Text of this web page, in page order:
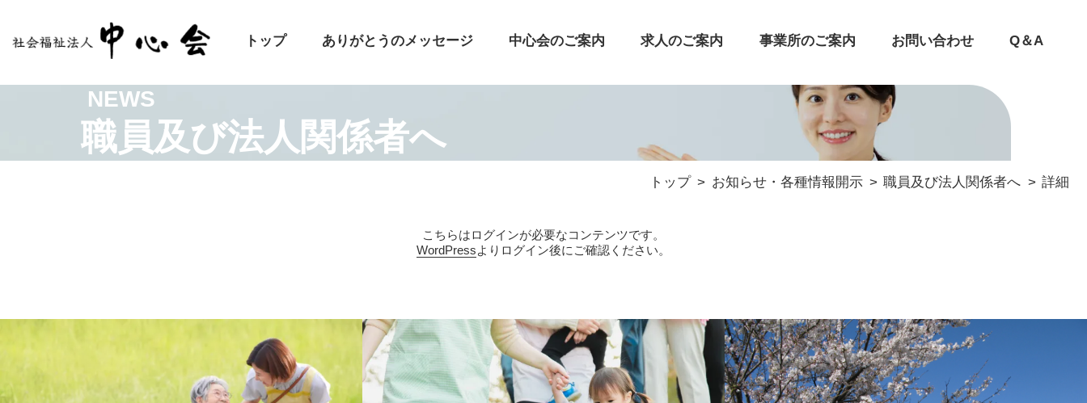
トップ ありがとうのメッセージ 中心会のご案内 求人のご案内 事業所のご案内 お問い合わせ Q＆A
NEWS
職員及び法人関係者へ
トップ お知らせ・各種情報開示 職員及び法人関係者へ 詳細
こちらはログインが必要なコンテンツです。
WordPressよりログイン後にご確認ください。